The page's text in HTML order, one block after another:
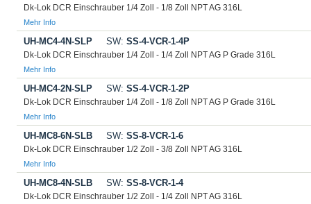
Dk-Lok DCR Einschrauber 1/4 Zoll - 1/8 Zoll NPT AG 316L
Mehr Info
UH-MC4-4N-SLP SW: SS-4-VCR-1-4P
Dk-Lok DCR Einschrauber 1/4 Zoll - 1/4 Zoll NPT AG P Grade 316L
Mehr Info
UH-MC4-2N-SLP SW: SS-4-VCR-1-2P
Dk-Lok DCR Einschrauber 1/4 Zoll - 1/8 Zoll NPT AG P Grade 316L
Mehr Info
UH-MC8-6N-SLB SW: SS-8-VCR-1-6
Dk-Lok DCR Einschrauber 1/2 Zoll - 3/8 Zoll NPT AG 316L
Mehr Info
UH-MC8-4N-SLB SW: SS-8-VCR-1-4
Dk-Lok DCR Einschrauber 1/2 Zoll - 1/4 Zoll NPT AG 316L